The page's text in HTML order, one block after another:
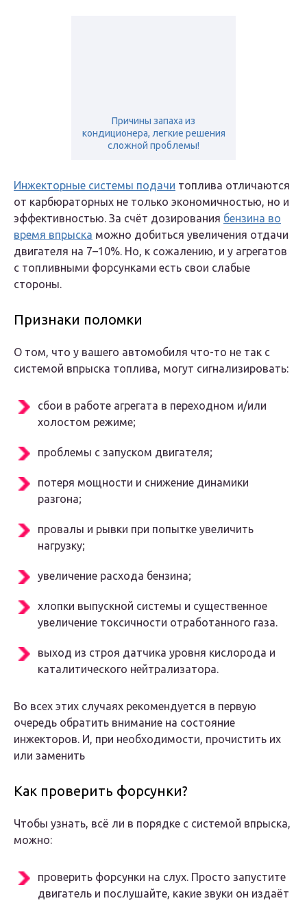
Причины запаха из
кондиционера, легкие решения
сложной проблемы!
Инжекторные системы подачи топлива отличаются
от карбюраторных не только экономичностью, но и
эффективностью. За счёт дозирования бензина во
время впрыска можно добиться увеличения отдачи
двигателя на 7–10%. Но, к сожалению, и у агрегатов
с топливными форсунками есть свои слабые
стороны.
Признаки поломки
О том, что у вашего автомобиля что-то не так с
системой впрыска топлива, могут сигнализировать:
сбои в работе агрегата в переходном и/или
холостом режиме;
проблемы с запуском двигателя;
потеря мощности и снижение динамики
разгона;
провалы и рывки при попытке увеличить
нагрузку;
увеличение расхода бензина;
хлопки выпускной системы и существенное
увеличение токсичности отработанного газа.
выход из строя датчика уровня кислорода и
каталитического нейтрализатора.
Во всех этих случаях рекомендуется в первую
очередь обратить внимание на состояние
инжекторов. И, при необходимости, прочистить их
или заменить
Как проверить форсунки?
Чтобы узнать, всё ли в порядке с системой впрыска,
можно:
проверить форсунки на слух. Просто запустите
двигатель и послушайте, какие звуки он издаёт